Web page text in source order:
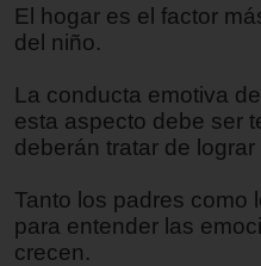
El hogar es el factor
del niño.
La conducta emotiva
esta aspecto debe ser
deberán tratar de
Tanto los padres como
para entender las
crecen.